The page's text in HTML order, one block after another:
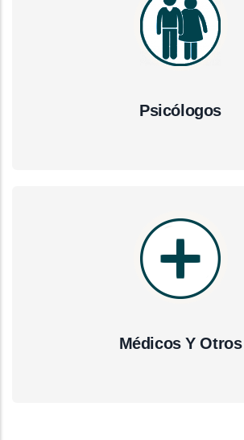
Psicólogos
Médicos Y Otros